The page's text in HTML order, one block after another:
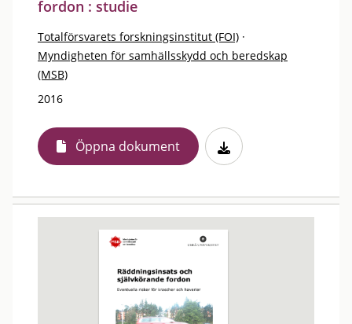
fordon : studie
Totalförsvarets forskningsinstitut (FOI) ·
Myndigheten för samhällsskydd och beredskap
(MSB)
2016
Öppna dokument